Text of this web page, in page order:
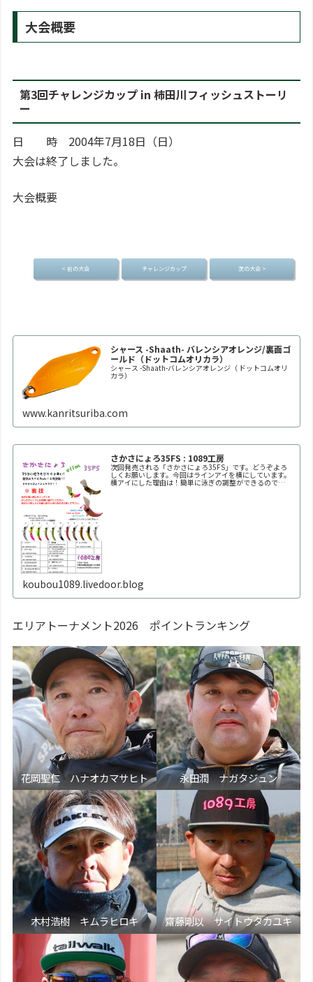
大会概要
第3回チャレンジカップ in 柿田川フィッシュストーリ
ー
日 時 2004年7月18日（日）
大会は終了しました。
大会概要
< 前の大会 チャレンジカップ 次の大会 >
シャース -Shaath- バレンシアオレンジ/裏面ゴ
ールド（ドットコムオリカラ）
シャース -Shaath-バレンシアオレンジ（ ドットコムオリ
カラ）
www.kanritsuriba.com
さかさにょろ35FS : 1089工房
次回発売される「さかさにょろ35FS」です。どうぞよろ
しくお願いします。今回はラインアイを横にしています。
横アイにした理由は！簡単に泳ぎの調整ができるので
koubou1089.livedoor.blog
エリアトーナメント2026 ポイントランキング
花岡聖仁 ハナオカマサヒト 永田潤 ナガタジュン
木村浩樹 キムラヒロキ 齋藤剛以 サイトウタカユキ